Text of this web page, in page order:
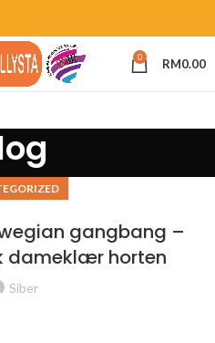
0 RM0.00
gangbang –
dameklær horten
Siber